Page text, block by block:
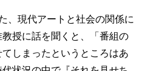
、現代アートと社会の関係に
授に話を聞くと、「番組の
しまったというところはあ